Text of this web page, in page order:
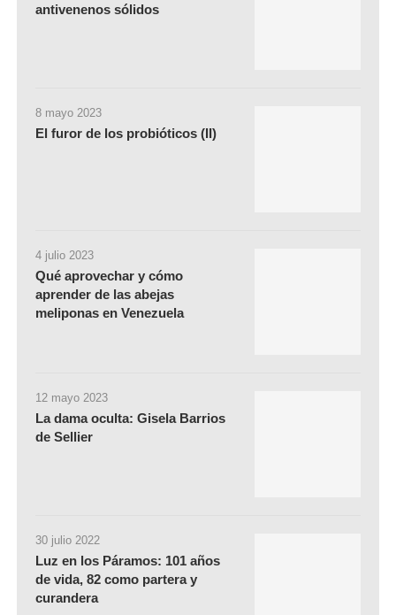
antivenenos sólidos
8 mayo 2023
El furor de los probióticos (II)
4 julio 2023
Qué aprovechar y cómo
aprender de las abejas
meliponas en Venezuela
12 mayo 2023
La dama oculta: Gisela Barrios
de Sellier
30 julio 2022
Luz en los Páramos: 101 años
de vida, 82 como partera y
curandera